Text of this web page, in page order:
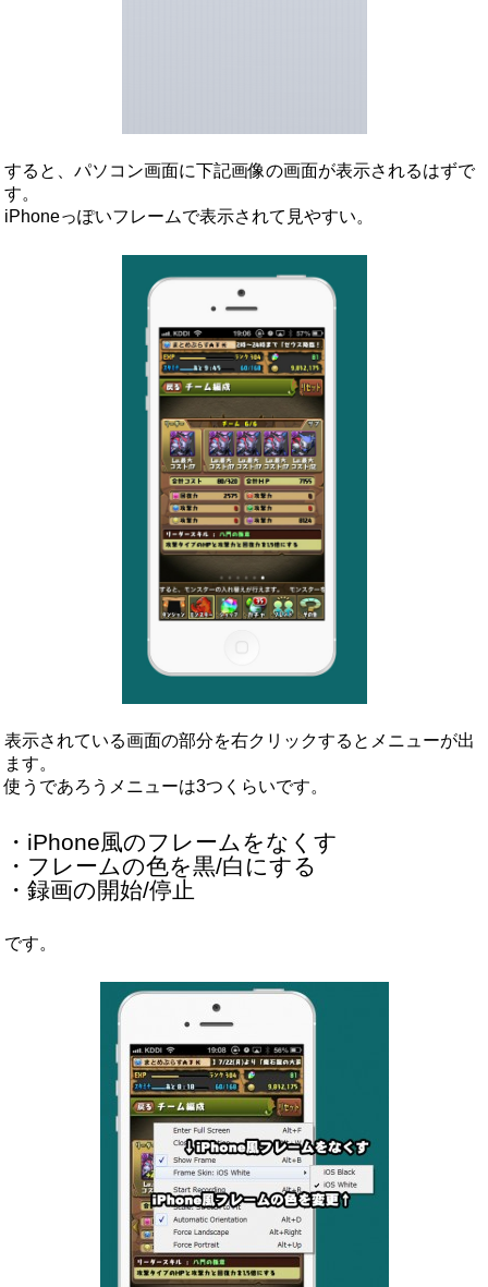
すると、パソコン画面に下記画像の画面が表示されるはずで
す。
iPhoneっぽいフレームで表示されて見やすい。
表示されている画面の部分を右クリックするとメニューが出
ます。
使うであろうメニューは3つくらいです。
・iPhone風のフレームをなくす
・フレームの色を黒/白にする
・録画の開始/停止
です。